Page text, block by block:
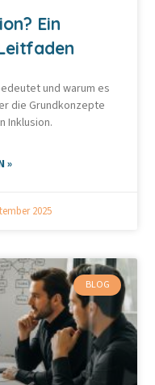
Ein
und warum es
die Grundkonzepte
Inklusion.
»
2025
BLOG